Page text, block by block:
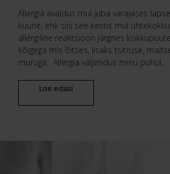
Allergia avaldus mul juba varajases
kuune, ehk siis see kestis mul
allergiline reaktsioon järgnes
kõigega mis õitses, lisaks tsitruse,
muruga. Allergia väljendus minu puhul...
Loe edasi